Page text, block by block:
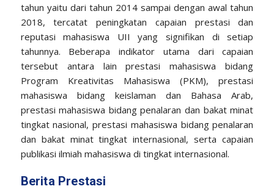
tahun yaitu dari tahun 2014 sampai dengan awal tahun
2018, tercatat peningkatan capaian prestasi dan
reputasi mahasiswa UII yang signifikan di setiap
tahunnya. Beberapa indikator utama dari capaian
tersebut antara lain prestasi mahasiswa bidang
Program Kreativitas Mahasiswa (PKM), prestasi
mahasiswa bidang keislaman dan Bahasa Arab,
prestasi mahasiswa bidang penalaran dan bakat minat
tingkat nasional, prestasi mahasiswa bidang penalaran
dan bakat minat tingkat internasional, serta capaian
publikasi ilmiah mahasiswa di tingkat internasional.
Berita Prestasi